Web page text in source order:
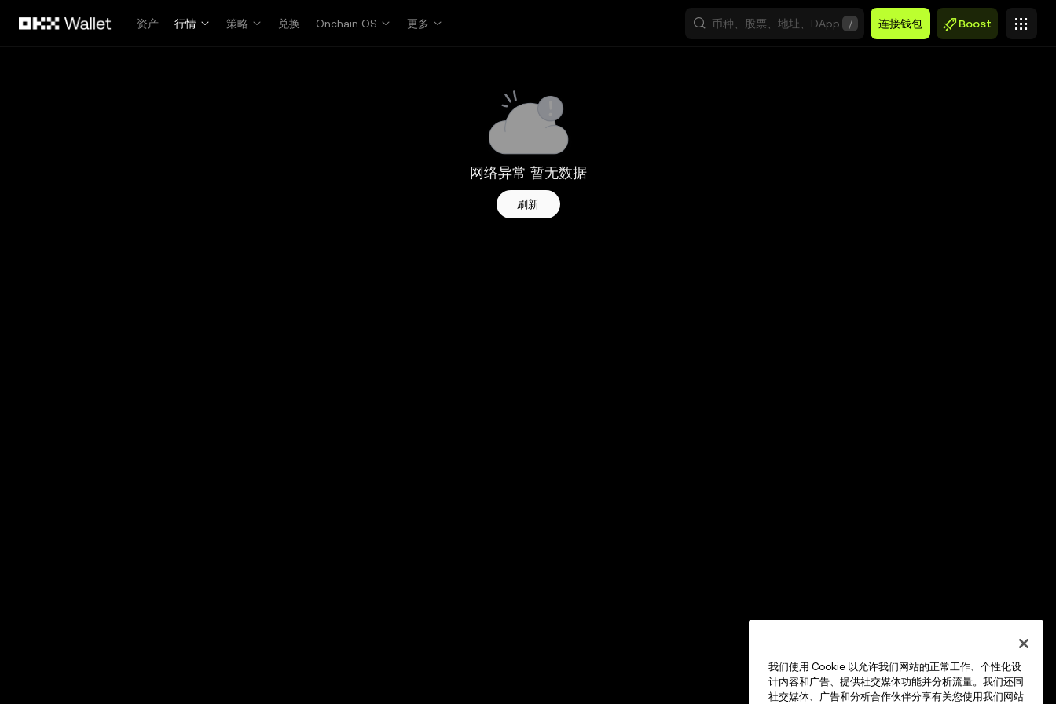
资产
行情 策略 兑换 Onchain OS 更多 / 连接钱包 Boost
网络异常 暂无数据
刷新
我们使用 Cookie 以允许我们网站的正常工作、个性化设
计内容和广告、提供社交媒体功能并分析流量。我们还同
社交媒体、广告和分析合作伙伴分享有关您使用我们网站